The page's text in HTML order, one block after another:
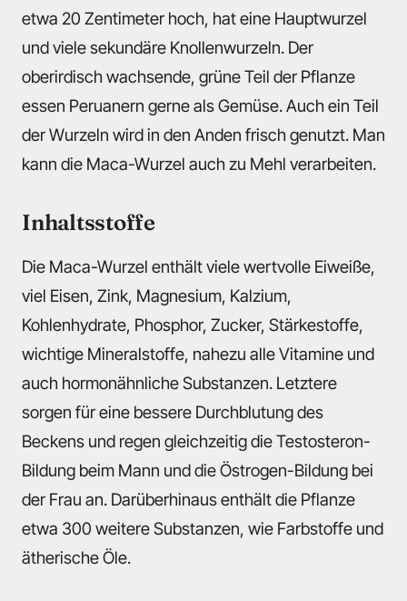
etwa 20 Zentimeter hoch, hat eine Hauptwurzel
und viele sekundäre Knollenwurzeln. Der
oberirdisch wachsende, grüne Teil der Pflanze
essen Peruanern gerne als Gemüse. Auch ein Teil
der Wurzeln wird in den Anden frisch genutzt. Man
kann die Maca-Wurzel auch zu Mehl verarbeiten.
Inhaltsstoffe
Die Maca-Wurzel enthält viele wertvolle Eiweiße,
viel Eisen, Zink, Magnesium, Kalzium,
Kohlenhydrate, Phosphor, Zucker, Stärkestoffe,
wichtige Mineralstoffe, nahezu alle Vitamine und
auch hormonähnliche Substanzen. Letztere
sorgen für eine bessere Durchblutung des
Beckens und regen gleichzeitig die Testosteron-
Bildung beim Mann und die Östrogen-Bildung bei
der Frau an. Darüberhinaus enthält die Pflanze
etwa 300 weitere Substanzen, wie Farbstoffe und
ätherische Öle.